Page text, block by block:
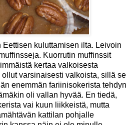
kuluttamisen ilta. Leivoin
Kuorrutin muffinssit
kertaa valkoisesta
varsinaisesti valkoista, sillä se
enemmän fariinisokerista tehdyn
oli vallan hyvää. En tiedä,
vai kuun liikkeistä, mutta
kattilan pohjalle